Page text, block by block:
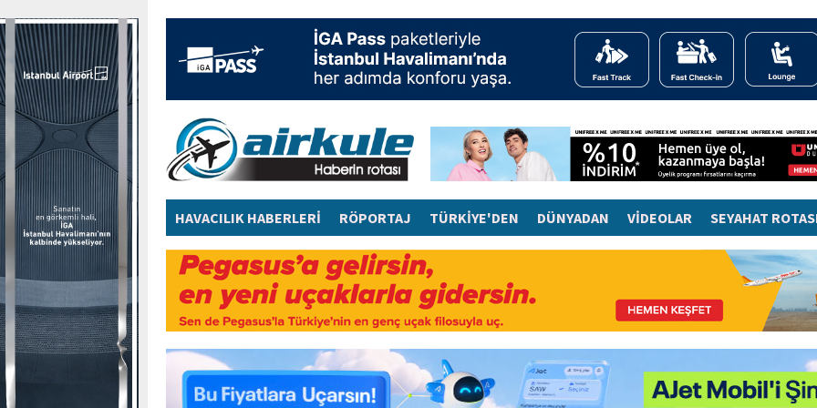
HAVACILIK HABERLERİ RÖPORTAJ TÜRKİYE'DEN DÜNYADAN VİDEOLAR SEYAHAT